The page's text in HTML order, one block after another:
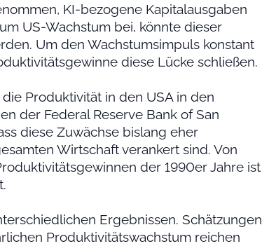
KI-bezogene Kapitalausgaben
US-Wachstum bei, könnte dieser
Um den Wachstumsimpuls konstant
diese Lücke schließen.
Produktivität in den USA in den
der Federal Reserve Bank of San
diese Zuwächse bislang eher
Wirtschaft verankert sind. Von
der 1990er Jahre ist
Ergebnissen. Schätzungen
Produktivitätswachstum reichen